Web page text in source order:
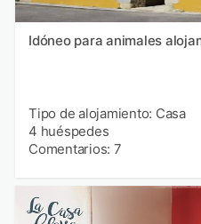
Idóneo para animales
Tipo de alojamiento: Casa
4 huéspedes
Comentarios: 7